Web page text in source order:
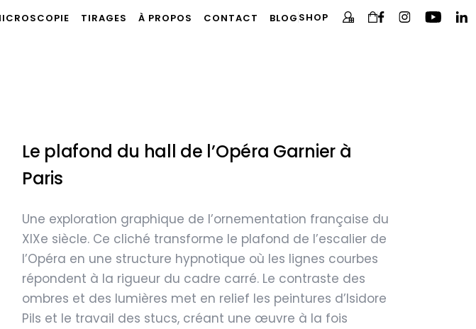
TIRAGES À PROPOS CONTACT BLOG SHOP
Le plafond du hall de l’Opéra Garnier à
Paris
Une exploration graphique de l’ornementation française du
XIXe siècle. Ce cliché transforme le plafond de l’escalier de
l’Opéra en une structure hypnotique où les lignes courbes
répondent à la rigueur du cadre carré. Le contraste des
ombres et des lumières met en relief les peintures d’Isidore
Pils et le travail des stucs, créant une œuvre à la fois